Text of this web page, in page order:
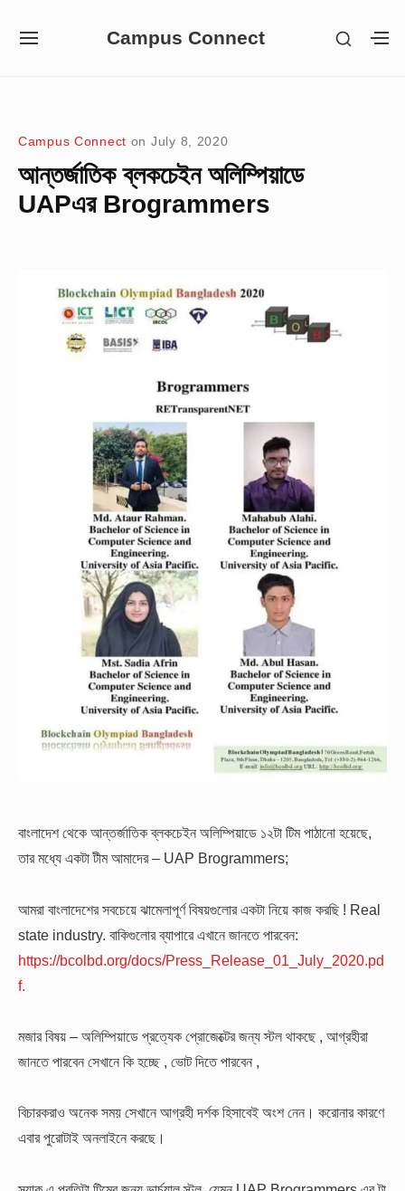
Campus Connect
SITE
SHOW
Campus Connect on July 8, 2020
আন্তর্জাতিক ব্লকচেইন অলিম্পিয়াডে
UAPএর Brogrammers
বাংলাদেশ থেকে আন্তর্জাতিক ব্লকচেইন অলিম্পিয়াডে ১২টা টিম পাঠানো হয়েছে,
তার মধ্যে একটা টীম আমাদের – UAP Brogrammers;
আমরা বাংলাদেশের সবচেয়ে ঝামেলাপূর্ণ বিষয়গুলোর একটা নিয়ে কাজ করছি ! Real
state industry. বাকিগুলোর ব্যাপারে এখানে জানতে পারবেন:
https://bcolbd.org/docs/Press_Release_01_July_2020.pd
f.
মজার বিষয় – অলিম্পিয়াডে প্রত্যেক প্রোজেক্টের জন্য স্টল থাকছে , আগ্রহীরা
জানতে পারবেন সেখানে কি হচ্ছে , ভোট দিতে পারবেন ,
বিচারকরাও অনেক সময় সেখানে আগ্রহী দর্শক হিসাবেই অংশ নেন। করোনার কারণে
এবার পুরোটাই অনলাইনে করছে।